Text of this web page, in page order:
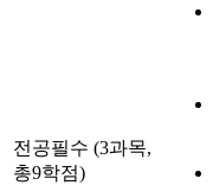
전공필수 (3과목,
총9학점)